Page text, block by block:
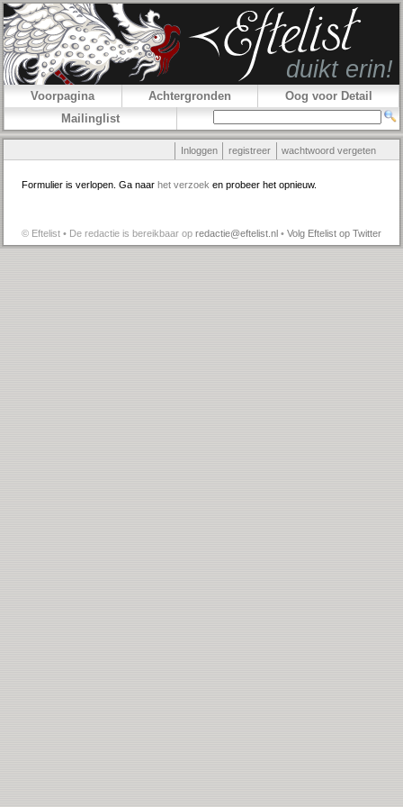
Voorpagina Achtergronden
Oog voor Detail
Mailinglist
Inloggen registreer wachtwoord vergeten
Formulier is verlopen. Ga naar het verzoek en probeer het opnieuw.
© Eftelist • De redactie is bereikbaar op redactie@eftelist.nl • Volg Eftelist op Twitter